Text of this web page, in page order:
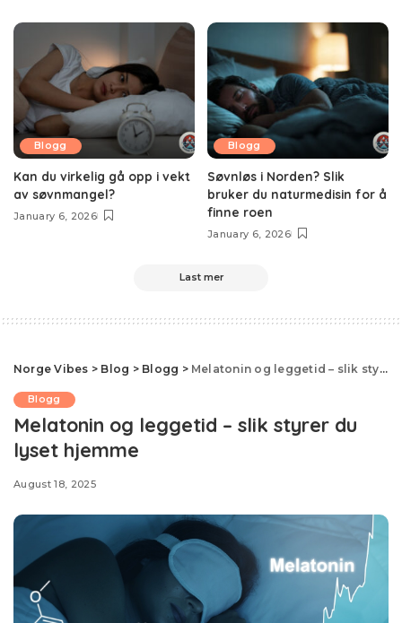
Blogg
Kan du virkelig gå opp i vekt
av søvnmangel?
January 6, 2026
Blogg
Søvnløs i Norden? Slik
bruker du naturmedisin for å
finne roen
January 6, 2026
Last mer
Norge Vibes > Blog > Blogg > Melatonin og leggetid – slik styrer du lyset hjemme
Blogg
Melatonin og leggetid – slik styrer du
lyset hjemme
August 18, 2025